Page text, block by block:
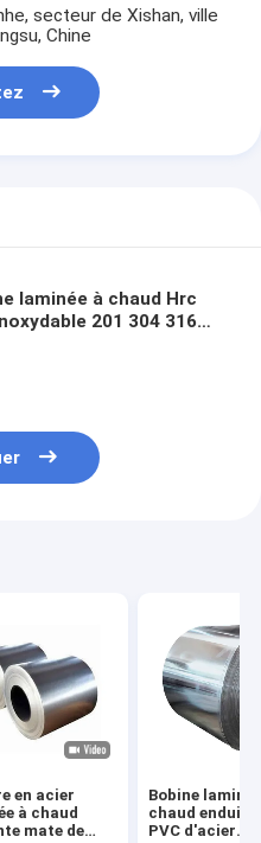
secteur de Xishan, ville
Chine
laminée à chaud Hrc
201 304 316
en acier
à chaud
mate de
Bobine
chaud enduite
PVC d'acier